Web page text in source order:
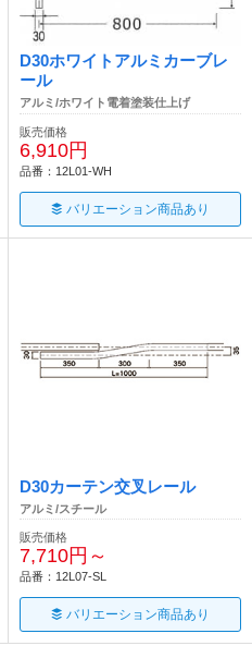
D30ホワイトアルミカーブレ
ール
アルミ/ホワイト電着塗装仕上げ
販売価格
6,910円
品番：12L01-WH
バリエーション商品あり
D30カーテン交叉レール
アルミ/スチール
販売価格
7,710円～
品番：12L07-SL
バリエーション商品あり